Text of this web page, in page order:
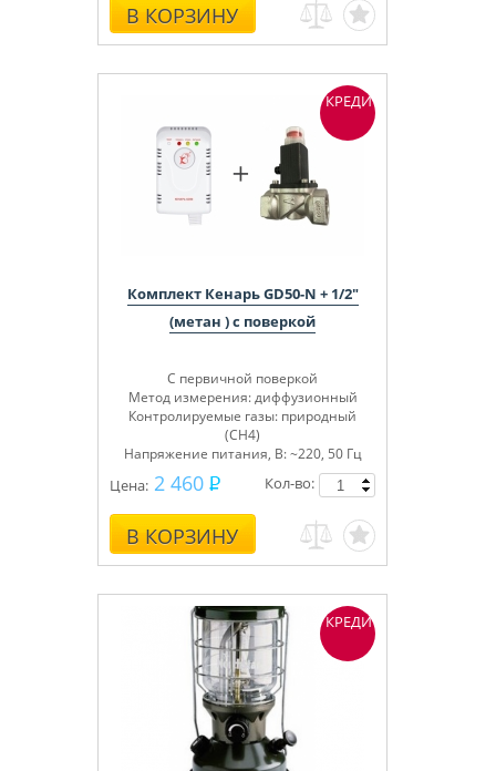
В КОРЗИНУ
Комплект Кенарь GD50-N + 1/2"
(метан ) с поверкой
С первичной поверкой
Метод измерения: диффузионный
Контролируемые газы: природный
(СН4)
Напряжение питания, В: ~220, 50 Гц
Цена: 2 460
В КОРЗИНУ
Кол-во:
КРЕДИТ
КРЕДИТ